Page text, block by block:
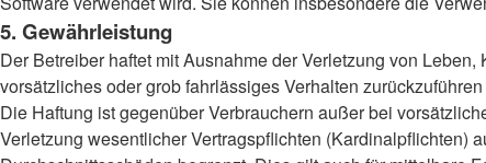
5. Gewährleistung
Der Betreiber haftet mit Ausnahme der Verletzung von
vorsätzliches oder grob fahrlässiges Verhalten
Die Haftung ist gegenüber Verbrauchern außer bei
Verletzung wesentlicher Vertragspflichten (Kardinalpflichten)